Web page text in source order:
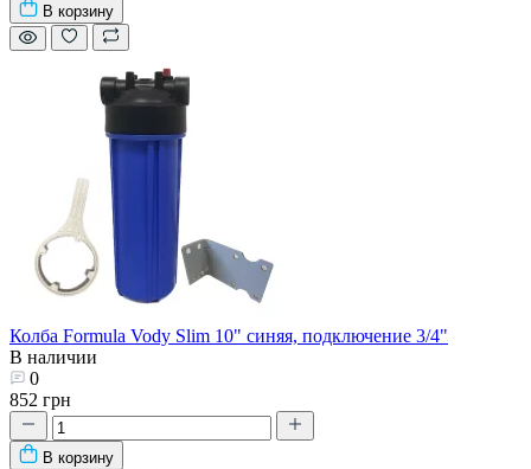
В корзину
Колба Formula Vody Slim 10" синяя, подключение 3/4"
В наличии
0
852 грн
В корзину